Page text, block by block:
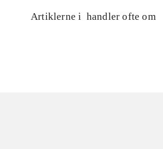
Artiklerne i handler ofte om